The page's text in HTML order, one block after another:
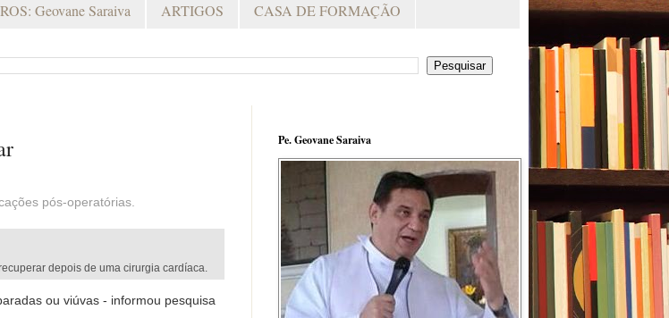
Geovane Saraiva ARTIGOS CASA DE FORMAÇÃO
pós-operatórias.
depois de uma cirurgia cardíaca.
ou viúvas - informou pesquisa
Pe. Geovane Saraiva